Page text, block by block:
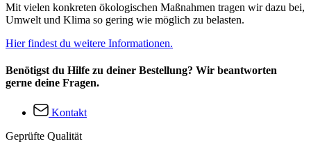
Mit vielen konkreten ökologischen Maßnahmen tragen wir dazu bei,
Umwelt und Klima so gering wie möglich zu belasten.
Hier findest du weitere Informationen.
Benötigst du Hilfe zu deiner Bestellung? Wir beantworten
gerne deine Fragen.
Kontakt
Geprüfte Qualität